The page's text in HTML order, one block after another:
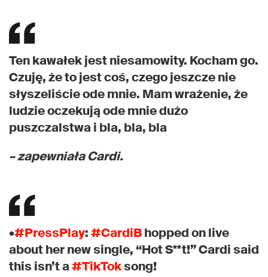
Ten kawałek jest niesamowity. Kocham go.
Czuję, że to jest coś, czego jeszcze nie
słyszeliście ode mnie. Mam wrażenie, że
ludzie oczekują ode mnie dużo
puszczalstwa i bla, bla, bla
– zapewniała Cardi.
•#PressPlay:#CardiBhopped on live
about her new single, “Hot S**t!” Cardi said
this isn’t a#TikToksong!